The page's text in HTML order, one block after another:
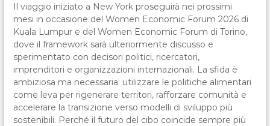
Il viaggio iniziato a New York proseguirà nei prossimi
mesi in occasione del Women Economic Forum 2026 di
Kuala Lumpur e del Women Economic Forum di Torino,
dove il framework sarà ulteriormente discusso e
sperimentato con decisori politici, ricercatori,
imprenditori e organizzazioni internazionali. La sfida è
ambiziosa ma necessaria: utilizzare le politiche alimentari
come leva per rigenerare territori, rafforzare comunità e
accelerare la transizione verso modelli di sviluppo più
sostenibili. Perché il futuro del cibo coincide sempre più